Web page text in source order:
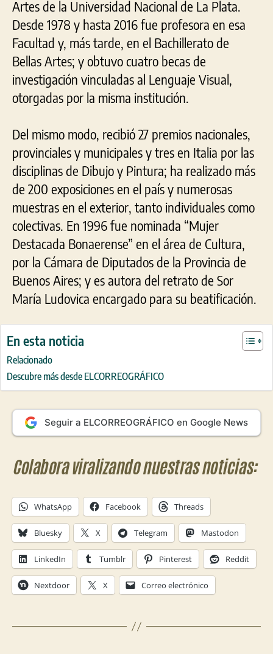
Artes de la Universidad Nacional de La Plata.
Desde 1978 y hasta 2016 fue profesora en esa
Facultad y, más tarde, en el Bachillerato de
Bellas Artes; y obtuvo cuatro becas de
investigación vinculadas al Lenguaje Visual,
otorgadas por la misma institución.
Del mismo modo, recibió 27 premios nacionales,
provinciales y municipales y tres en Italia por las
disciplinas de Dibujo y Pintura; ha realizado más
de 200 exposiciones en el país y numerosas
muestras en el exterior, tanto individuales como
colectivas. En 1996 fue nominada “Mujer
Destacada Bonaerense” en el área de Cultura,
por la Cámara de Diputados de la Provincia de
Buenos Aires; y es autora del retrato de Sor
María Ludovica encargado para su beatificación.
En esta noticia
Relacionado
Descubre más desde ELCORREOGRÁFICO
Seguir a ELCORREOGRÁFICO en Google News
Colabora viralizando nuestras noticias:
WhatsApp Facebook Threads
Bluesky X Telegram Mastodon
LinkedIn Tumblr Pinterest Reddit
Nextdoor X Correo electrónico